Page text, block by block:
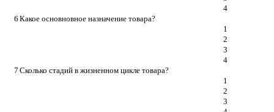
4
6 Какое основновное назначение товара?
1
2
3
4
7 Сколько стадий в жизненном цикле товара?
1
2
3